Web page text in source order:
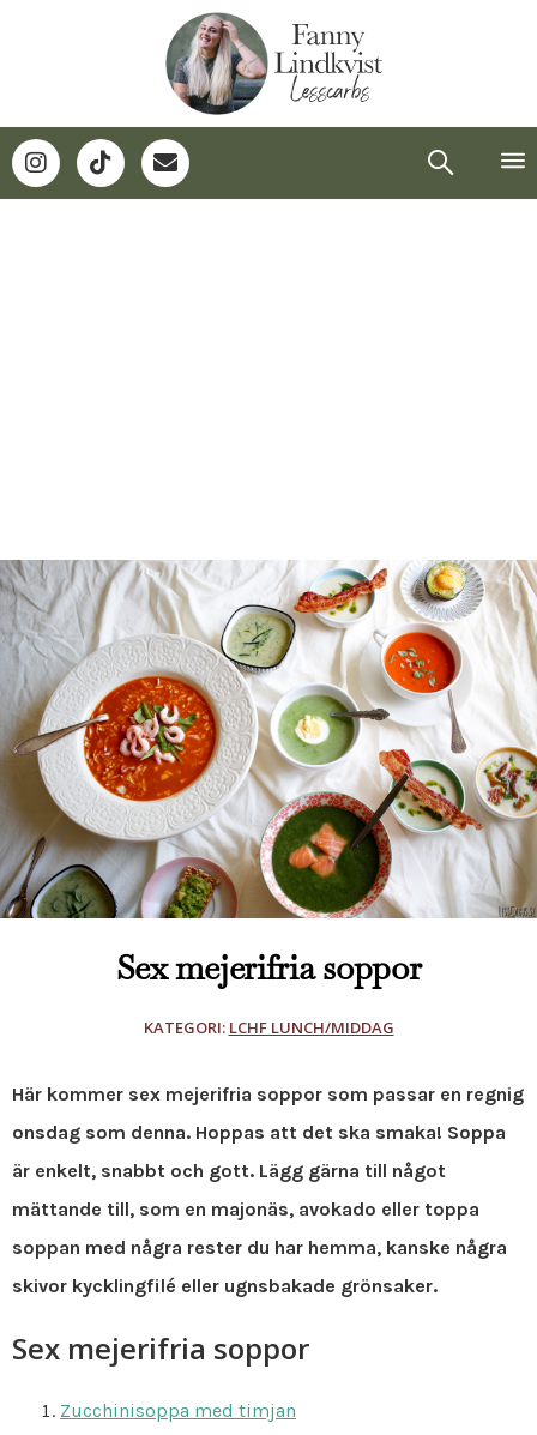
Sex mejerifria soppor
KATEGORI: LCHF LUNCH/MIDDAG
Här kommer sex mejerifria soppor som passar en regnig
onsdag som denna. Hoppas att det ska smaka! Soppa
är enkelt, snabbt och gott. Lägg gärna till något
mättande till, som en majonäs, avokado eller toppa
soppan med några rester du har hemma, kanske några
skivor kycklingfilé eller ugnsbakade grönsaker.
Sex mejerifria soppor
Zucchinisoppa med timjan